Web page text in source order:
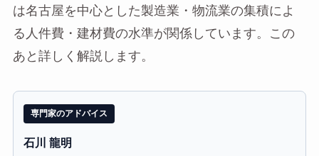
は名古屋を中心とした製造業・物流業の集積によ
る人件費・建材費の水準が関係しています。この
あと詳しく解説します。
専門家のアドバイス
石川 龍明